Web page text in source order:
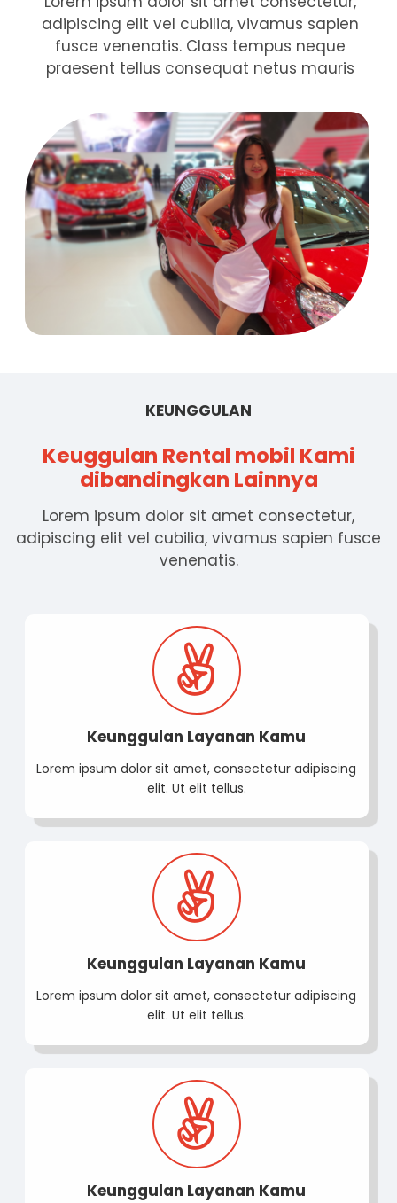
adipiscing elit vel cubilia, vivamus sapien
fusce venenatis. Class tempus neque
praesent tellus consequat netus mauris
KEUNGGULAN
Keuggulan Rental mobil Kami
dibandingkan Lainnya
Lorem ipsum dolor sit amet consectetur,
adipiscing elit vel cubilia, vivamus sapien fusce
venenatis.
Keunggulan Layanan Kamu
Lorem ipsum dolor sit amet, consectetur adipiscing
elit. Ut elit tellus.
Keunggulan Layanan Kamu
Lorem ipsum dolor sit amet, consectetur adipiscing
elit. Ut elit tellus.
Keunggulan Layanan Kamu